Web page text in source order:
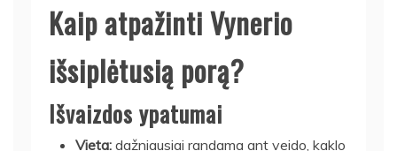
Kaip atpažinti Vynerio
išsiplėtusią porą?
Išvaizdos ypatumai
Vieta: dažniausiai randama ant veido, kaklo